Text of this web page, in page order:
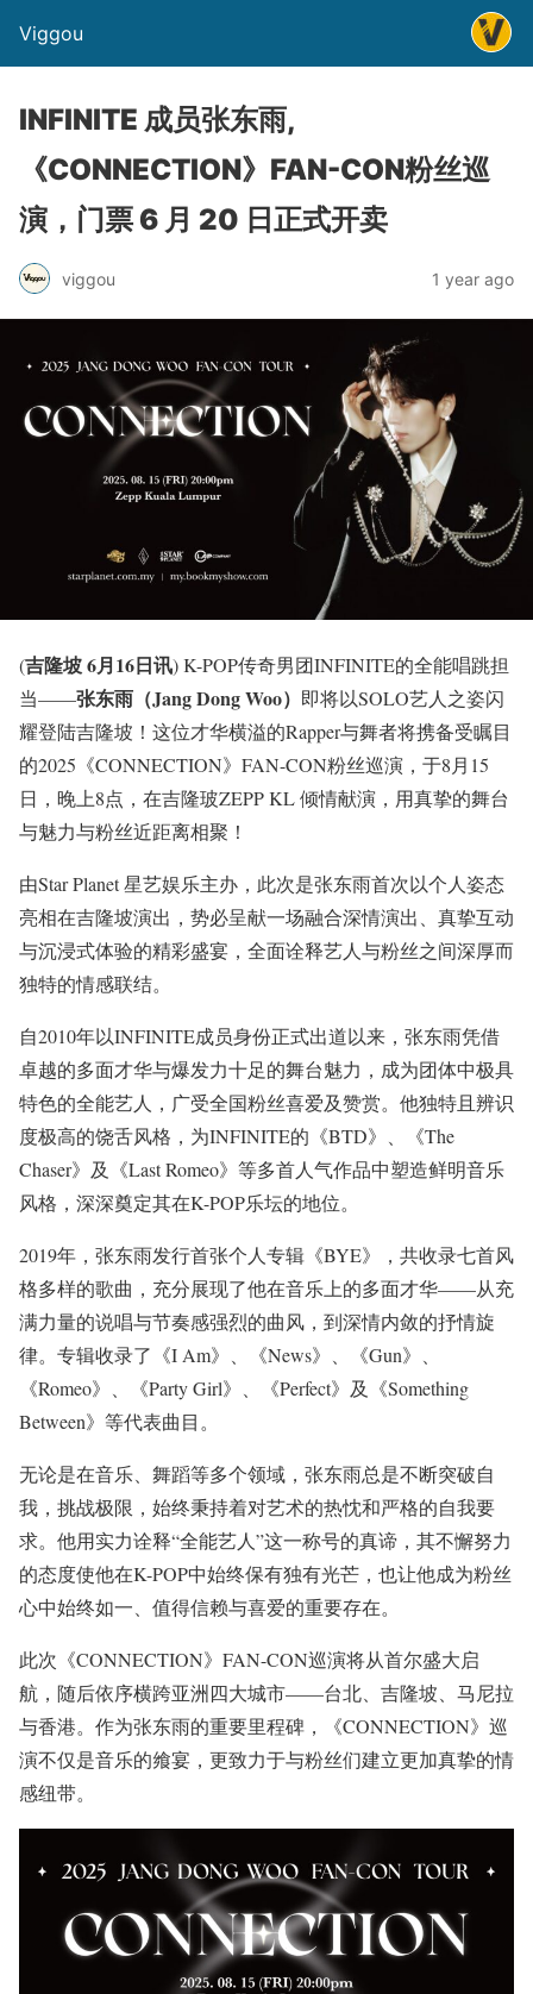
Viggou
INFINITE 成员张东雨,
《CONNECTION》FAN-CON粉丝巡
演，门票 6 月 20 日正式开卖
viggou 1 year ago
(吉隆坡 6月16日讯) K-POP传奇男团INFINITE的全能唱跳担
当——张东雨（Jang Dong Woo） 即将以SOLO艺人之姿闪
耀登陆吉隆坡！这位才华横溢的Rapper与舞者将携备受瞩目
的2025《CONNECTION》FAN-CON粉丝巡演，于8月15
日，晚上8点，在吉隆玻ZEPP KL 倾情献演，用真挚的舞台
与魅力与粉丝近距离相聚！
由Star Planet 星艺娱乐主办，此次是张东雨首次以个人姿态
亮相在吉隆坡演出，势必呈献一场融合深情演出、真挚互动
与沉浸式体验的精彩盛宴，全面诠释艺人与粉丝之间深厚而
独特的情感联结。
自2010年以INFINITE成员身份正式出道以来，张东雨凭借
卓越的多面才华与爆发力十足的舞台魅力，成为团体中极具
特色的全能艺人，广受全国粉丝喜爱及赞赏。他独特且辨识
度极高的饶舌风格，为INFINITE的《BTD》、《The
Chaser》及《Last Romeo》等多首人气作品中塑造鲜明音乐
风格，深深奠定其在K-POP乐坛的地位。
2019年，张东雨发行首张个人专辑《BYE》，共收录七首风
格多样的歌曲，充分展现了他在音乐上的多面才华——从充
满力量的说唱与节奏感强烈的曲风，到深情内敛的抒情旋
律。专辑收录了《I Am》、《News》、《Gun》、
《Romeo》、《Party Girl》、《Perfect》及《Something
Between》等代表曲目。
无论是在音乐、舞蹈等多个领域，张东雨总是不断突破自
我，挑战极限，始终秉持着对艺术的热忱和严格的自我要
求。他用实力诠释“全能艺人”这一称号的真谛，其不懈努力
的态度使他在K-POP中始终保有独有光芒，也让他成为粉丝
心中始终如一、值得信赖与喜爱的重要存在。
此次《CONNECTION》FAN-CON巡演将从首尔盛大启
航，随后依序横跨亚洲四大城市——台北、吉隆坡、马尼拉
与香港。作为张东雨的重要里程碑，《CONNECTION》巡
演不仅是音乐的飨宴，更致力于与粉丝们建立更加真挚的情
感纽带。